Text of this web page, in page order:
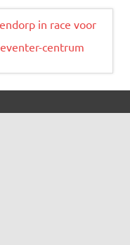
in race voor
centrum